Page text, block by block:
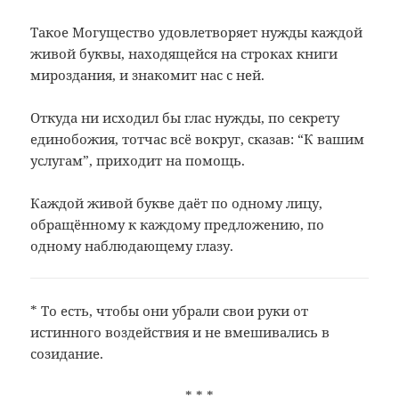
Такое Могущество удовлетворяет нужды каждой
живой буквы, находящейся на строках книги
мироздания, и знакомит нас с ней.
Откуда ни исходил бы глас нужды, по секрету
единобожия, тотчас всё вокруг, сказав: “К вашим
услугам”, приходит на помощь.
Каждой живой букве даёт по одному лицу,
обращённому к каждому предложению, по
одному наблюдающему глазу.
* То есть, чтобы они убрали свои руки от
истинного воздействия и не вмешивалисьв
созидание.
* * *